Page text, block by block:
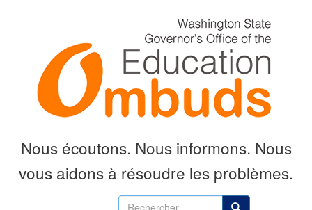
Rechercher Rechercher
Nous écoutons. Nous informons. Nous
vous aidons à résoudre les problèmes.